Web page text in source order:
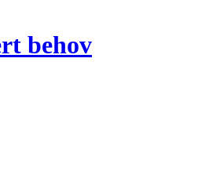
behov